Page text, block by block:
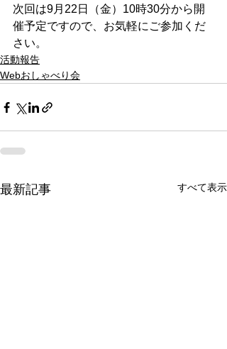
次回は9月22日（金）10時30分から開
催予定ですので、お気軽にご参加くだ
さい。
活動報告
Webおしゃべり会
最新記事 すべて表示